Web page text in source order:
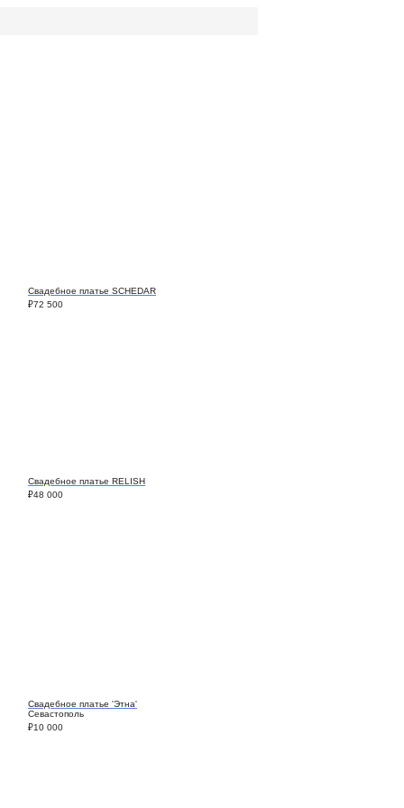
Свадебное платье SCHEDAR
₽72 500
Свадебное платье RELISH
₽48 000
Свадебное платье 'Этна'
Севастополь
₽10 000